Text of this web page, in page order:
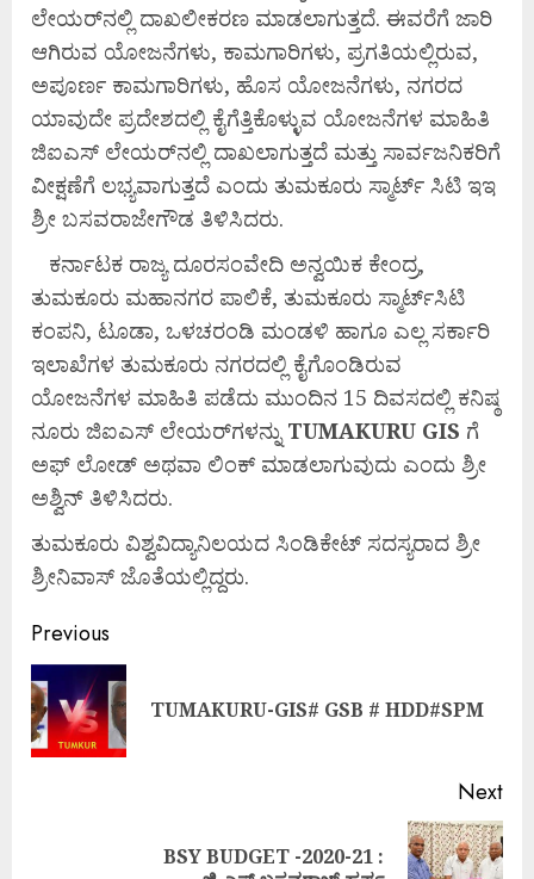
ಲೇಯರ್‌ನಲ್ಲಿ ದಾಖಲೀಕರಣ ಮಾಡಲಾಗುತ್ತದೆ. ಈವರೆಗೆ ಜಾರಿ
ಆಗಿರುವ ಯೋಜನೆಗಳು, ಕಾಮಗಾರಿಗಳು, ಪ್ರಗತಿಯಲ್ಲಿರುವ,
ಅಪೂರ್ಣ ಕಾಮಗಾರಿಗಳು, ಹೊಸ ಯೋಜನೆಗಳು, ನಗರದ
ಯಾವುದೇ ಪ್ರದೇಶದಲ್ಲಿ ಕೈಗೆತ್ತಿಕೊಳ್ಳುವ ಯೋಜನೆಗಳ ಮಾಹಿತಿ
ಜಿಐಎಸ್ ಲೇಯರ್‌ನಲ್ಲಿ ದಾಖಲಾಗುತ್ತದೆ ಮತ್ತು ಸಾರ್ವಜನಿಕರಿಗೆ
ವೀಕ್ಷಣೆಗೆ ಲಭ್ಯವಾಗುತ್ತದೆ ಎಂದು ತುಮಕೂರು ಸ್ಮಾರ್ಟ್ ಸಿಟಿ ಇಇ
ಶ್ರೀ ಬಸವರಾಜೇಗೌಡ ತಿಳಿಸಿದರು.
ಕರ್ನಾಟಕ ರಾಜ್ಯ ದೂರಸಂವೇದಿ ಅನ್ವಯಿಕ ಕೇಂದ್ರ,
ತುಮಕೂರು ಮಹಾನಗರ ಪಾಲಿಕೆ, ತುಮಕೂರು ಸ್ಮಾರ್ಟ್‌ಸಿಟಿ
ಕಂಪನಿ, ಟೂಡಾ, ಒಳಚರಂಡಿ ಮಂಡಳಿ ಹಾಗೂ ಎಲ್ಲ ಸರ್ಕಾರಿ
ಇಲಾಖೆಗಳ ತುಮಕೂರು ನಗರದಲ್ಲಿ ಕೈಗೊಂಡಿರುವ
ಯೋಜನೆಗಳ ಮಾಹಿತಿ ಪಡೆದು ಮುಂದಿನ 15 ದಿವಸದಲ್ಲಿ ಕನಿಷ್ಠ
ನೂರು ಜಿಐಎಸ್ ಲೇಯರ್‌ಗಳನ್ನು TUMAKURU GIS ಗೆ
ಅಫ್ ಲೋಡ್ ಅಥವಾ ಲಿಂಕ್ ಮಾಡಲಾಗುವುದು ಎಂದು ಶ್ರೀ
ಅಶ್ವಿನ್ ತಿಳಿಸಿದರು.
ತುಮಕೂರು ವಿಶ್ವವಿದ್ಯಾನಿಲಯದ ಸಿಂಡಿಕೇಟ್ ಸದಸ್ಯರಾದ ಶ್ರೀ
ಶ್ರೀನಿವಾಸ್ ಜೊತೆಯಲ್ಲಿದ್ದರು.
Previous
TUMAKURU-GIS# GSB # HDD#SPM
Next
BSY BUDGET -2020-21 :